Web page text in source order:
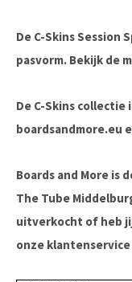
De C-Skins Session
pasvorm. Bekijk de
De C-Skins
boardsandmore.eu
Boards and More is
The Tube
uitverkocht of heb
onze